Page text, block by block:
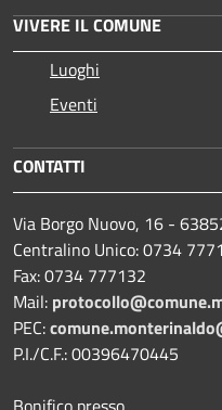
VIVERE IL COMUNE
Luoghi
Eventi
CONTATTI
Via Borgo Nuovo, 16 -
Centralino Unico: 0734
Fax: 0734 777132
Mail:
PEC:
P.I./C.F.: 00396470445